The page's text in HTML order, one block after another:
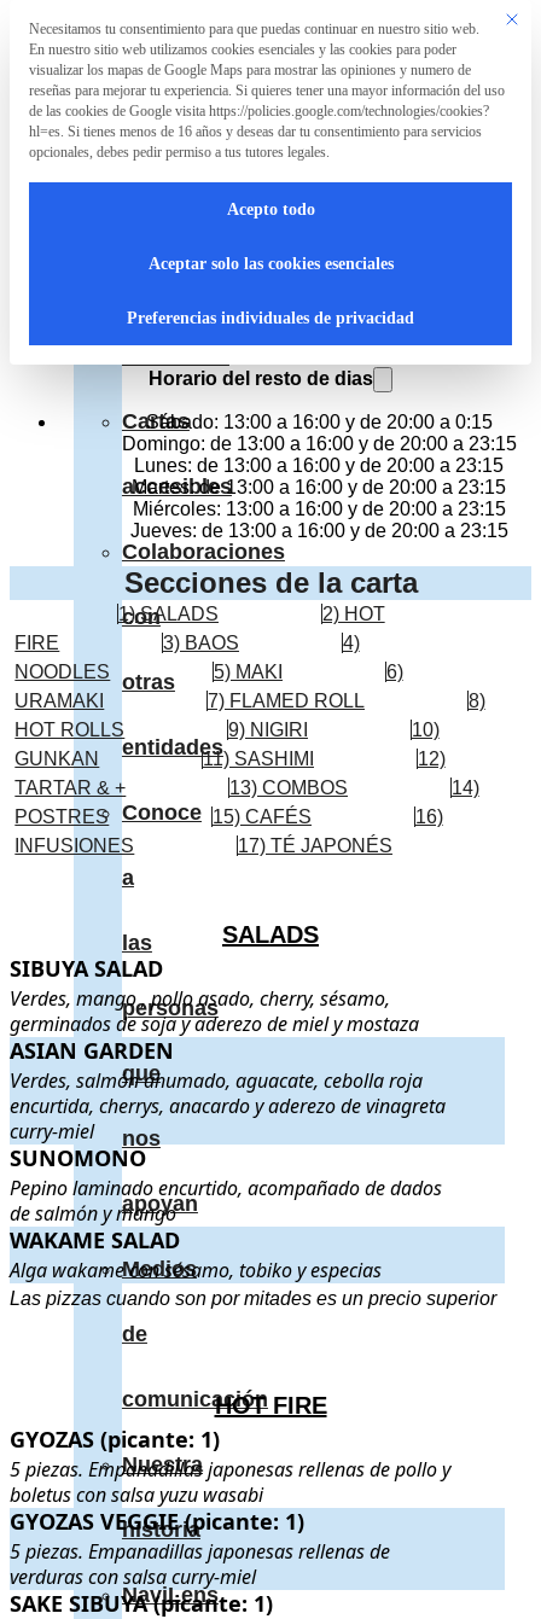
Saltar al contenido principal Saltar al pie de página
La
Asociación
La
Cartas
accesibles
Colaboraciones
con
otras
entidades
Conoce
a
las
personas
que
nos
apoyan
Medios
de
comunicación
Nuestra
historia
NaviLens
Sibuya Urban Sushi Bar, Roquetas
De Mar
Restaurante japonés
Teléfono 950 502 050
Hoy:
de 13:00 a 16:00 y de 20:00 a 0:15
Horario del resto de dias
Sábado: 13:00 a 16:00 y de 20:00 a 0:15
Domingo: de 13:00 a 16:00 y de 20:00 a 23:15
Lunes: de 13:00 a 16:00 y de 20:00 a 23:15
Martes: de 13:00 a 16:00 y de 20:00 a 23:15
Miércoles: 13:00 a 16:00 y de 20:00 a 23:15
Jueves: de 13:00 a 16:00 y de 20:00 a 23:15
Secciones de la carta
1) SALADS
2) HOT
FIRE
3) BAOS
4)
NOODLES
5) MAKI
6)
URAMAKI
7) FLAMED ROLL
8)
HOT ROLLS
9) NIGIRI
10)
GUNKAN
11) SASHIMI
12)
TARTAR & +
13) COMBOS
14)
POSTRES
15) CAFÉS
16)
INFUSIONES
17) TÉ JAPONÉS
SALADS
SIBUYA SALAD . Verdes, mango , pollo asado, cherry,
SIBUYA SALAD
Verdes, mango , pollo asado, cherry, sésamo,
germinados de soja y aderezo de miel y mostaza
ASIAN GARDEN . Verdes, salmón ahumado, aguacate,
ASIAN GARDEN
Verdes, salmón ahumado, aguacate, cebolla roja
encurtida, cherrys, anacardo y aderezo de vinagreta
curry-miel
SUNOMONO . Pepino laminado encurtido, acompañado de
SUNOMONO
Pepino laminado encurtido, acompañado de dados
de salmón y mango
WAKAME SALAD . Alga wakame con sésamo, tobiko y especias
WAKAME SALAD
Alga wakame con sésamo, tobiko y especias
. .
Las pizzas cuando son por mitades es un precio superior
HOT FIRE
GYOZAS (picante: 1) . 5 piezas. Empanadillas japonesas rellenas
GYOZAS (picante: 1)
5 piezas. Empanadillas japonesas rellenas de pollo y
boletus con salsa yuzu wasabi
GYOZAS VEGGIE (picante: 1) . 5 piezas. Empanadillas japonesas
GYOZAS VEGGIE (picante: 1)
5 piezas. Empanadillas japonesas rellenas de
verduras con salsa curry-miel
SAKE SIBUYA (picante: 1) . 6 piezas. Rollito de salmón, aguacate
SAKE SIBUYA (picante: 1)
Este
Preferencia de privacidad
Necesitamos tu consentimiento para que puedas continuar en nuestro sitio web.
En nuestro sitio web utilizamos cookies esenciales y las cookies para poder
visualizar los mapas de Google Maps para mostrar las opiniones y numero de
reseñas para mejorar tu experiencia. Si quieres tener una mayor información del uso
de las cookies de Google visita https://policies.google.com/technologies/cookies?
hl=es. Si tienes menos de 16 años y deseas dar tu consentimiento para servicios
opcionales, debes pedir permiso a tus tutores legales.
Acepto todo
Aceptar solo las cookies esenciales
Preferencias individuales de privacidad